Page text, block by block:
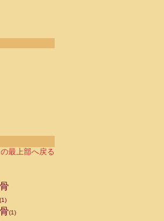
最上部へ戻る
(1)
(1)